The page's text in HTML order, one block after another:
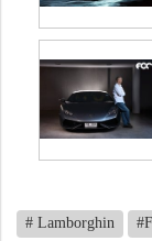
# Lamborghin